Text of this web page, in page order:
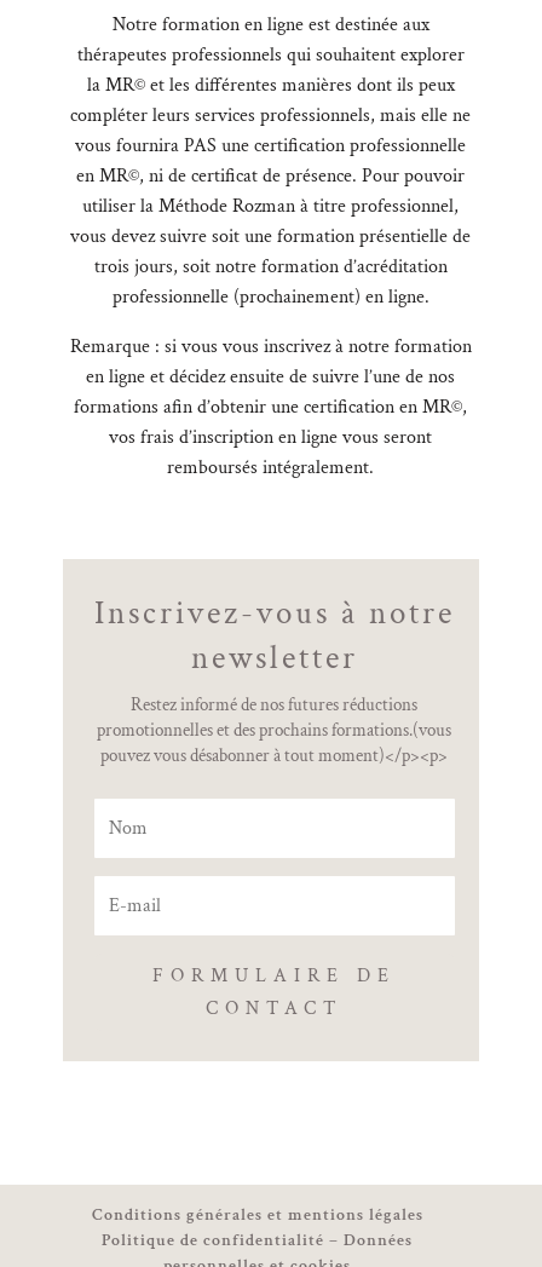
Notre formation en ligne est destinée aux
thérapeutes professionnels qui souhaitent explorer
la MR© et les différentes manières dont ils peux
compléter leurs services professionnels, mais elle ne
vous fournira PAS une certification professionnelle
en MR©, ni de certificat de présence. Pour pouvoir
utiliser la Méthode Rozman à titre professionnel,
vous devez suivre soit une formation présentielle de
trois jours, soit notre formation d’acréditation
professionnelle (prochainement) en ligne.
Remarque : si vous vous inscrivez à notre formation
en ligne et décidez ensuite de suivre l’une de nos
formations afin d’obtenir une certification en MR©,
vos frais d’inscription en ligne vous seront
remboursés intégralement.
Inscrivez-vous à notre
newsletter
Restez informé de nos futures réductions
promotionnelles et des prochains formations.(vous
pouvez vous désabonner à tout moment)</p><p>
FORMULAIRE DE
CONTACT
Conditions générales et mentions légales
Politique de confidentialité – Données